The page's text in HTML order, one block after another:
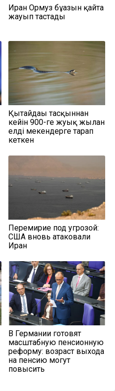
Иран Ормуз бұғазын қайта
жауып тастады
Қытайдағы тасқыннан
кейін 900-ге жуық жылан
елді мекендерге тарап
кеткен
Перемирие под угрозой:
США вновь атаковали
Иран
В Германии готовят
масштабную пенсионную
реформу: возраст выхода
на пенсию могут
повысить